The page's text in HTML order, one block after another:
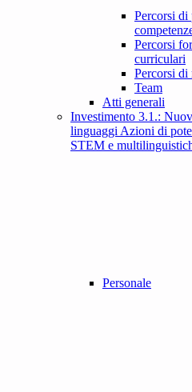
Percorsi di
Percorsi
curriculari
Percorsi di
Team
Atti generali
Investimento 3.1.:
linguaggi Azioni di
STEM e
Personale